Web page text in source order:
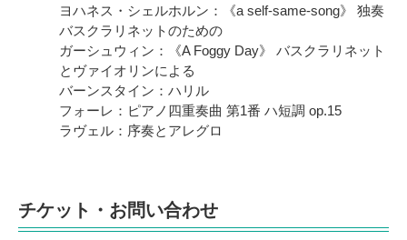
ヨハネス・シェルホルン：《a self-same-song》 独奏
バスクラリネットのための
ガーシュウィン：《A Foggy Day》 バスクラリネット
とヴァイオリンによる
バーンスタイン：ハリル
フォーレ：ピアノ四重奏曲 第1番 ハ短調 op.15
ラヴェル：序奏とアレグロ
チケット・お問い合わせ